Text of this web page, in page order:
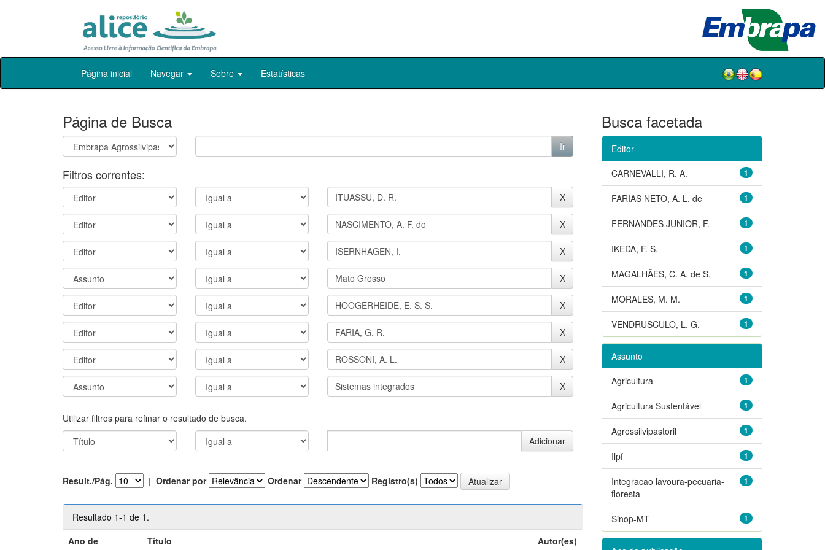
Skip
Página inicial Navegar Sobre Estatísticas
Página de Busca
Filtros correntes:
Utilizar filtros para refinar o resultado de busca.
Result./Pág. | Ordenar por Ordenar Registro(s)
Resultado 1-1 de 1.
Ano de
Título Autor(es)
Busca facetada
Editor
1
CARNEVALLI, R. A.
1
FARIAS NETO, A. L. de
1
FERNANDES JUNIOR, F.
1
IKEDA, F. S.
1
MAGALHÃES, C. A. de S.
1
MORALES, M. M.
1
VENDRUSCULO, L. G.
Assunto
1
Agricultura
1
Agricultura Sustentável
1
Agrossilvipastoril
1
Ilpf
1
Integracao lavoura-pecuaria-
floresta
1
Sinop-MT